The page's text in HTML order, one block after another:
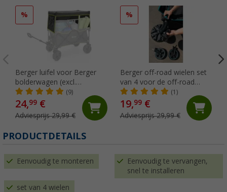
%
Berger luifel voor Berger
bolderwagen (excl.
bolderwagen)
(9)
24,99 €
Adviesprijs 29,99 €
%
Berger off-road wielen set
van 4 voor de off-road
bolderkar
(1)
19,99€
Adviesprijs 29,99 €
PRODUCTDETAILS
Eenvoudig te monteren
Eenvoudig te vervangen,
snel te installeren
set van 4 wielen